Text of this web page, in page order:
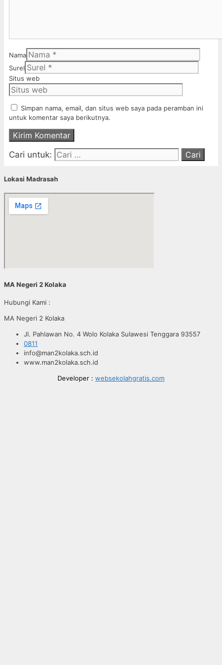
Nama
Surel
Situs web
Simpan nama, email, dan situs web saya pada peramban ini
untuk komentar saya berikutnya.
Cari untuk:
Lokasi Madrasah
MA Negeri 2 Kolaka
Hubungi Kami :
MA Negeri 2 Kolaka
Jl. Pahlawan No. 4 Wolo Kolaka Sulawesi Tenggara 93557
0811
info@man2kolaka.sch.id
www.man2kolaka.sch.id
Developer : websekolahgratis.com